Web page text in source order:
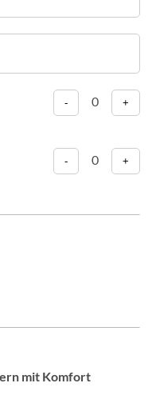
- 0 +
- 0 +
mit Komfort